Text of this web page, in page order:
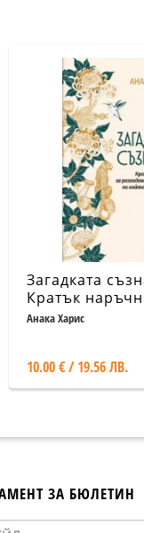
Загадката
Кратък
разгадаване
Анака Харис
10.00 € / 19.56 ЛВ.
ЗА БЮЛЕТИН